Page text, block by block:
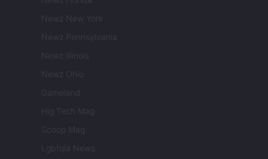
Newz New York
Newz Pennsylvania
Newz Illinois
Newz Ohio
Gameland
Hig Tech Mag
Scoop Mag
Lgbtqia News